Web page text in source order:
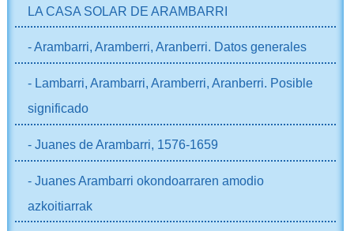
LA CASA SOLAR DE ARAMBARRI
- Arambarri, Aramberri, Aranberri. Datos generales
- Lambarri, Arambarri, Aramberri, Aranberri. Posible
significado
- Juanes de Arambarri, 1576-1659
- Juanes Arambarri okondoarraren amodio
azkoitiarrak